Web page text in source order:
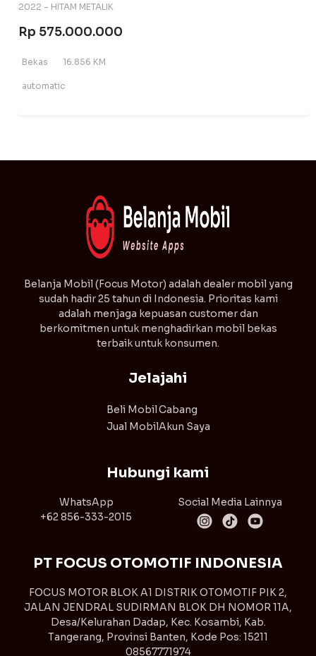
2022 - HITAM METALIK
Rp 575.000.000
Bekas 16.856 KM
automatic
⁠Belanja Mobil (Focus Motor) adalah dealer mobil yang
sudah hadir 25 tahun di Indonesia. Prioritas kami
adalah menjaga kepuasan customer dan
berkomitmen untuk menghadirkan mobil bekas
terbaik untuk konsumen.
Jelajahi
Beli Mobil
Jual Mobil
Cabang
Akun Saya
Hubungi kami
WhatsApp
+62 856-333-2015
Social Media Lainnya
PT FOCUS OTOMOTIF INDONESIA
FOCUS MOTOR BLOK A1 DISTRIK OTOMOTIF PIK 2,
JALAN JENDRAL SUDIRMAN BLOK DH NOMOR 11A,
Desa/Kelurahan Dadap, Kec. Kosambi, Kab.
Tangerang, Provinsi Banten, Kode Pos: 15211
08567771974